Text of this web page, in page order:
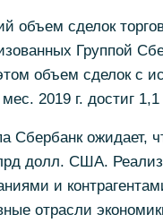
объем сделок
Группой
объем сделок с
2019 г. достиг
Сбербанк ожидает,
долл. США.
и
отрасли